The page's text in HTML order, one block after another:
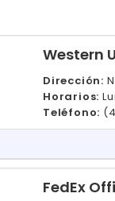
Western
Dirección:
Horarios:
Teléfono:
FedEx